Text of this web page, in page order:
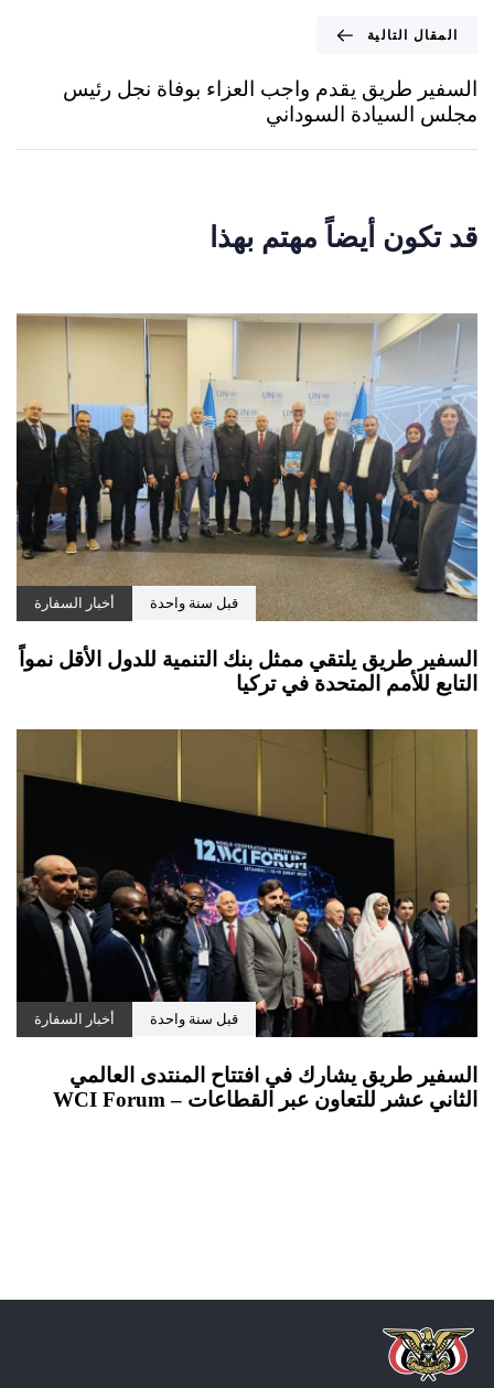
المقال التالية
السفير طريق يقدم واجب العزاء بوفاة نجل رئيس
مجلس السيادة السوداني
قبل سنة واحدة أخبار السفارة
السفير طريق يلتقي ممثل بنك التنمية للدول الأقل نمواً
التابع للأمم المتحدة في تركيا
قبل سنة واحدة أخبار السفارة
السفير طريق يشارك في افتتاح المنتدى العالمي
الثاني عشر للتعاون عبر القطاعات – WCI Forum